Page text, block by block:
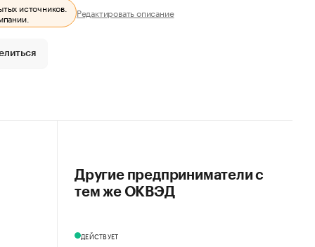
источников. Редактировать описание
Другие предприниматели с
тем же ОКВЭД
ДЕЙСТВУЕТ